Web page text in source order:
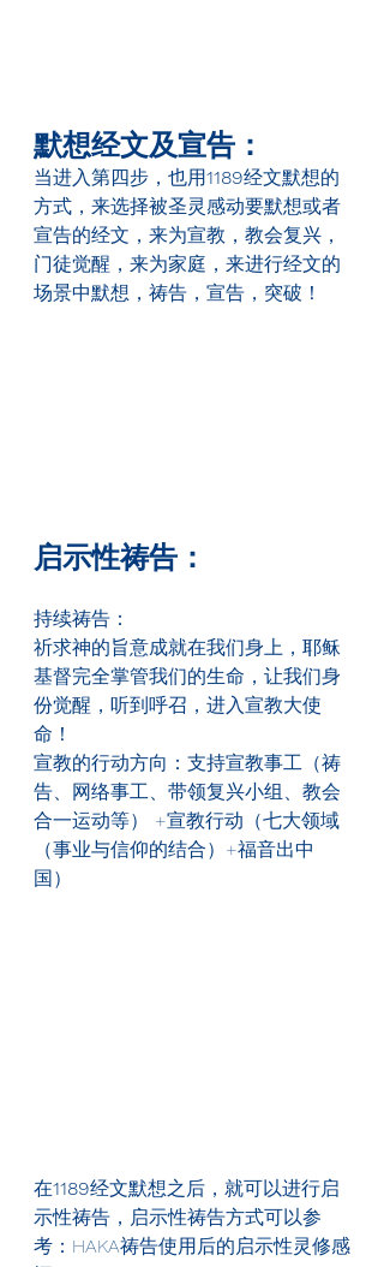
默想经文及宣告：
当进入第四步，也用1189经文默想的
方式，来选择被圣灵感动要默想或者
宣告的经文，来为宣教，教会复兴，
门徒觉醒，来为家庭，来进行经文的
场景中默想，祷告，宣告，突破！
启示性祷告：
持续祷告：
祈求神的旨意成就在我们身上，耶稣
基督完全掌管我们的生命，让我们身
份觉醒，听到呼召，进入宣教大使
命！
宣教的行动方向：支持宣教事工（祷
告、网络事工、带领复兴小组、教会
合一运动等） +宣教行动（七大领域
（事业与信仰的结合）+福音出中
国）
在1189经文默想之后，就可以进行启
示性祷告，启示性祷告方式可以参
考：HAKA祷告使用后的启示性灵修感